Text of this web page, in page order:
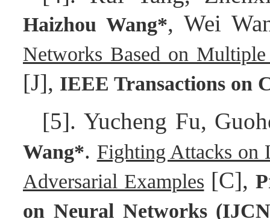
Haizhou Wang*, Wei
Networks Based on
[J], IEEE Transactions on
[5]. Yucheng Fu,
Wang*. Fighting Attacks on
Adversarial Examples [C],
on Neural Networks